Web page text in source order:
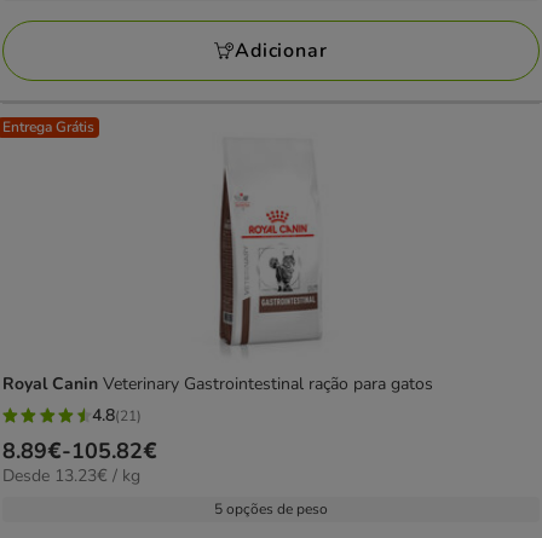
avaliações
32.52€
Adicionar
Entrega Grátis
Royal Canin Veterinary Gastrointestinal ração para gatos
4.8
estrelas
com
4.8(21)
Preço
de
8.89€-105.82€
13.23€
Desde 13.23€ / kg
5 opções de peso